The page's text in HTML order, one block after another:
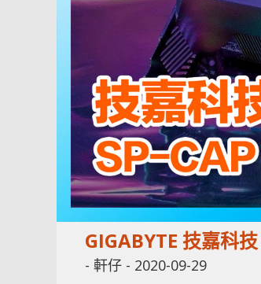
GIGABYTE 技嘉科
- 軒仔 - 2020-09-29